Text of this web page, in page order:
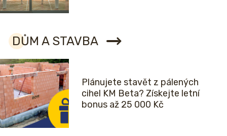
DŮM A STAVBA
Plánujete stavět z pálených
cihel KM Beta? Získejte letní
bonus až 25 000 Kč